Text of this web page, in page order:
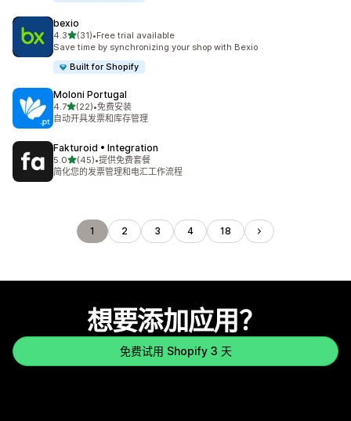
bexio
4.3星（满分 5 星）
(31)
总共 31 条评论
•Free trial available
Save time by synchronizing your shop with Bexio
Built for Shopify
Moloni Portugal
4.7星（满分 5 星）
(22)
总共 22 条评论
•免费安装
自动开具发票和库存管理
Fakturoid • Integration
5.0星（满分 5 星）
(45)
总共 45 条评论
•提供免费套餐
简化您的发票管理和电汇工作流程
1 2 3 4 18
想要添加应用？
免费试用 Shopify 3 天